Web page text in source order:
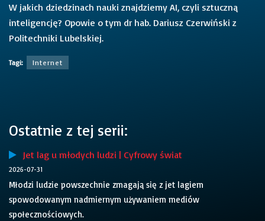
W jakich dziedzinach nauki znajdziemy AI, czyli sztuczną
inteligencję? Opowie o tym dr hab. Dariusz Czerwiński z
Politechniki Lubelskiej.
Tagi: Internet
Ostatnie z tej serii:
Jet lag u młodych ludzi | Cyfrowy świat
2026-07-31
Młodzi ludzie powszechnie zmagają się z jet lagiem
spowodowanym nadmiernym używaniem mediów
społecznościowych.